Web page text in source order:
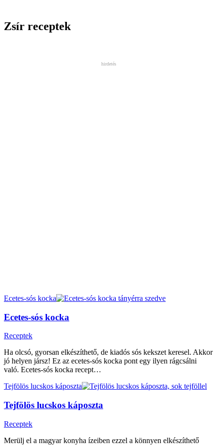
Zsír receptek
hirdetés
Ecetes-sós kocka
Ecetes-sós kocka
Receptek
Ha olcsó, gyorsan elkészíthető, de kiadós sós kekszet keresel. Akkor
jó helyen jársz! Ez az ecetes-sós kocka pont egy ilyen rágcsálni
való. Ecetes-sós kocka recept…
Tejfölös lucskos káposzta
Tejfölös lucskos káposzta
Receptek
Merülj el a magyar konyha ízeiben ezzel a könnyen elkészíthető